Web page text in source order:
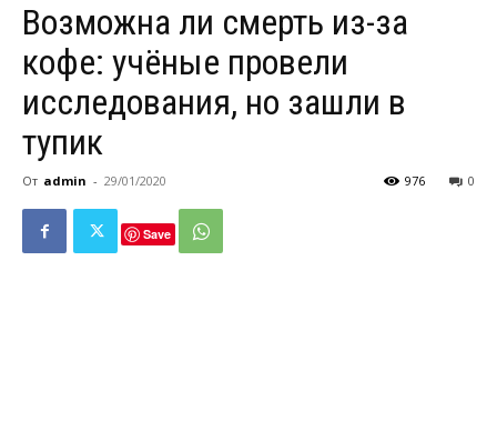
Возможна ли смерть из-за
кофе: учёные провели
исследования, но зашли в
тупик
От admin - 29/01/2020 0
976
Save